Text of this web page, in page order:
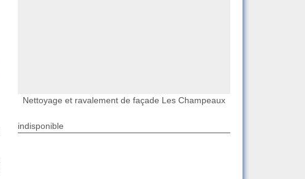
Nettoyage et ravalement de façade Les Champeaux
indisponible